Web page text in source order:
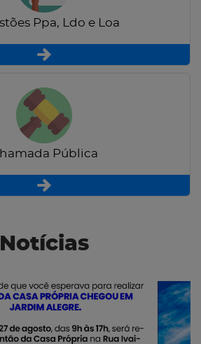
Ppa, Ldo e Loa
Pública
Notícias